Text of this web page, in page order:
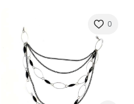
0